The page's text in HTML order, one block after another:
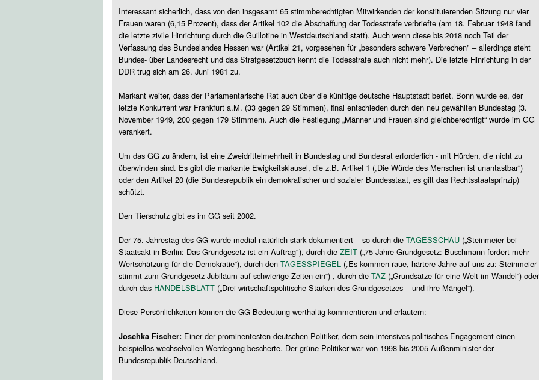
Interessant sicherlich, dass von den insgesamt 65 stimmberechtigten Mitwirkenden der konstituierenden Sitzung nur vier
Frauen waren (6,15 Prozent), dass der Artikel 102 die Abschaffung der Todesstrafe verbriefte (am 18. Februar 1948 fand
die letzte zivile Hinrichtung durch die Guillotine in Westdeutschland statt). Auch wenn diese bis 2018 noch Teil der
Verfassung des Bundeslandes Hessen war (Artikel 21, vorgesehen für „besonders schwere Verbrechen" – allerdings steht
Bundes- über Landesrecht und das Strafgesetzbuch kennt die Todesstrafe auch nicht mehr). Die letzte Hinrichtung in der
DDR trug sich am 26. Juni 1981 zu.
Markant weiter, dass der Parlamentarische Rat auch über die künftige deutsche Hauptstadt beriet. Bonn wurde es, der
letzte Konkurrent war Frankfurt a.M. (33 gegen 29 Stimmen), final entschieden durch den neu gewählten Bundestag (3.
November 1949, 200 gegen 179 Stimmen). Auch die Festlegung „Männer und Frauen sind gleichberechtigt“ wurde im GG
verankert.
Um das GG zu ändern, ist eine Zweidrittelmehrheit in Bundestag und Bundesrat erforderlich - mit Hürden, die nicht zu
überwinden sind. Es gibt die markante Ewigkeitsklausel, die z.B. Artikel 1 („Die Würde des Menschen ist unantastbar“)
oder den Artikel 20 (die Bundesrepublik ein demokratischer und sozialer Bundesstaat, es gilt das Rechtsstaatsprinzip)
schützt.
Den Tierschutz gibt es im GG seit 2002.
Der 75. Jahrestag des GG wurde medial natürlich stark dokumentiert – so durch die TAGESSCHAU („Steinmeier bei
Staatsakt in Berlin: Das Grundgesetz ist ein Auftrag"), durch die ZEIT („75 Jahre Grundgesetz: Buschmann fordert mehr
Wertschätzung für die Demokratie“), durch den TAGESSPIEGEL („Es kommen raue, härtere Jahre auf uns zu: Steinmeier
stimmt zum Grundgesetz-Jubiläum auf schwierige Zeiten ein“) , durch die TAZ („Grundsätze für eine Welt im Wandel“) oder
durch das HANDELSBLATT („Drei wirtschaftspolitische Stärken des Grundgesetzes – und ihre Mängel“).
Diese Persönlichkeiten können die GG-Bedeutung werthaltig kommentieren und erläutern:
Joschka Fischer: Einer der prominentesten deutschen Politiker, dem sein intensives politisches Engagement einen
beispiellos wechselvollen Werdegang bescherte. Der grüne Politiker war von 1998 bis 2005 Außenminister der
Bundesrepublik Deutschland.